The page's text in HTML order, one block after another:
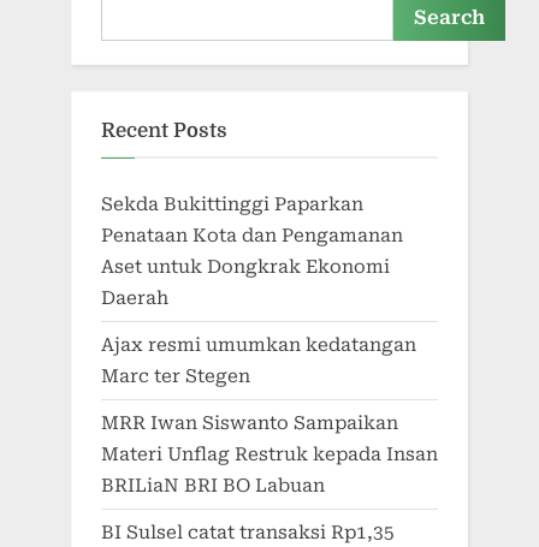
Search
Recent Posts
Sekda Bukittinggi Paparkan
Penataan Kota dan Pengamanan
Aset untuk Dongkrak Ekonomi
Daerah
Ajax resmi umumkan kedatangan
Marc ter Stegen
MRR Iwan Siswanto Sampaikan
Materi Unflag Restruk kepada Insan
BRILiaN BRI BO Labuan
BI Sulsel catat transaksi Rp1,35